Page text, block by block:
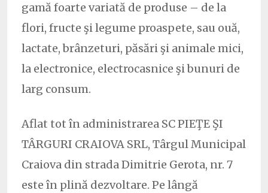
gamă foarte variată de produse – de la
flori, fructe şi legume proaspete, sau ouă,
lactate, brânzeturi, păsări şi animale mici,
la electronice, electrocasnice şi bunuri de
larg consum.
Aflat tot în administrarea SC PIEŢE ŞI
TÂRGURI CRAIOVA SRL, Târgul Municipal
Craiova din strada Dimitrie Gerota, nr. 7
este în plină dezvoltare. Pe lângă